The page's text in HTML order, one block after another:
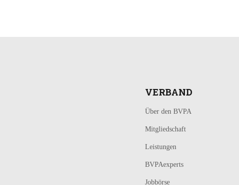
VERBAND
Über den BVPA
Mitgliedschaft
Leistungen
BVPAexperts
Jobbörse